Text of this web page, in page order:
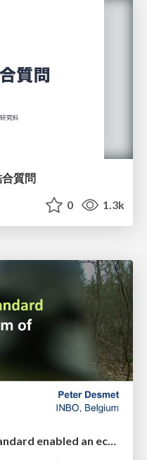
質問
0 1.3k
How a camera trap data standard enabled an ecosystem of interoperable tools